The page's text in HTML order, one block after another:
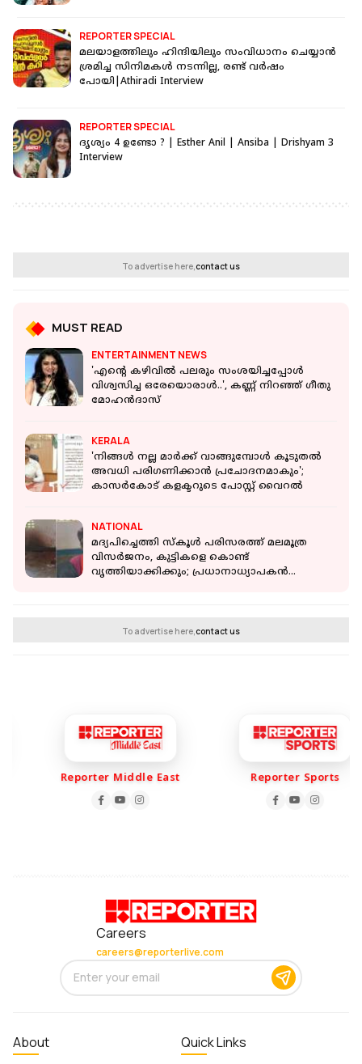
REPORTER SPECIAL
മലയാളത്തിലും ഹിന്ദിയിലും സംവിധാനം ചെയ്യാൻ
ശ്രമിച്ച സിനിമകൾ നടന്നില്ല, രണ്ട് വർഷം
പോയി|Athiradi Interview
REPORTER SPECIAL
ദൃശ്യം 4 ഉണ്ടോ ? | Esther Anil | Ansiba | Drishyam 3
Interview
To advertise here,contact us
MUST READ
ENTERTAINMENT NEWS
'എന്റെ കഴിവിൽ പലരും സംശയിച്ചപ്പോൾ
വിശ്വസിച്ച ഒരേയൊരാൾ..', കണ്ണ് നിറഞ്ഞ് ഗീതു
മോഹന്‍ദാസ്
KERALA
'നിങ്ങൾ നല്ല മാർക്ക് വാങ്ങുമ്പോൾ കൂടുതൽ
അവധി പരിഗണിക്കാൻ പ്രചോദനമാകും';
കാസർകോട് കളക്ടറുടെ പോസ്റ്റ് വൈറല്‍
NATIONAL
മദ്യപിച്ചെത്തി സ്കൂൾ പരിസരത്ത് മലമൂത്ര
വിസർജനം, കുട്ടികളെ കൊണ്ട്
വൃത്തിയാക്കിക്കും; പ്രധാനാധ്യാപകൻ
To advertise here,contact us
Reporter Middle East Reporter Sports
Careers
careers@reporterlive.com
About Quick Links